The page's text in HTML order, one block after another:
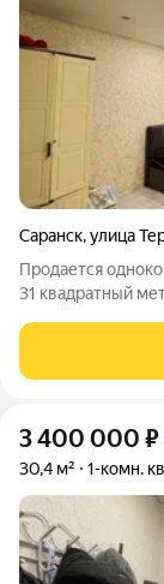
Саранск,улица
Продается
31 квадратный
на полу, на
установлены
3 400 000 ₽
30,4 м² 1-комн.